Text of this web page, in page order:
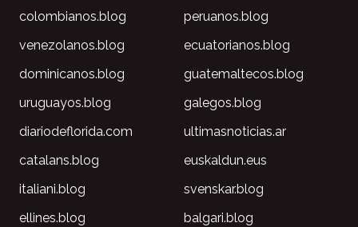
colombianos.blog
peruanos.blog
venezolanos.blog
ecuatorianos.blog
dominicanos.blog
guatemaltecos.blog
uruguayos.blog
galegos.blog
diariodeflorida.com
ultimasnoticias.ar
catalans.blog
euskaldun.eus
italiani.blog
svenskar.blog
ellines.blog
balgari.blog